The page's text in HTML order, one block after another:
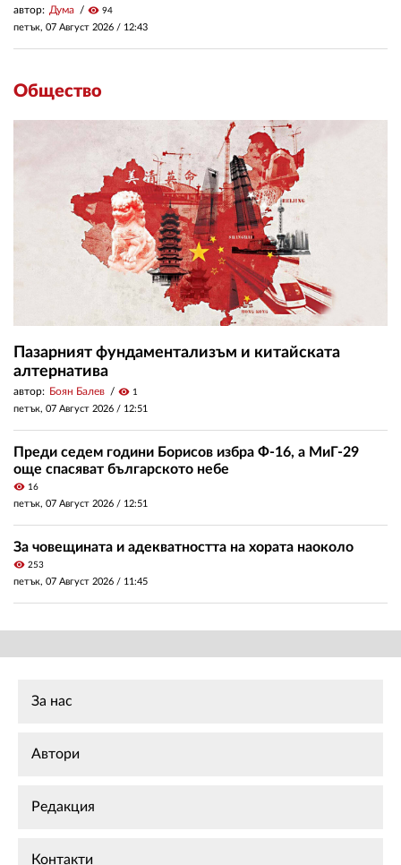
автор: Дума visibility 94
петък, 07 Август 2026 / 12:43
Общество
Пазарният фундаментализъм и китайската
алтернатива
автор: Боян Балев visibility 1
петък, 07 Август 2026 / 12:51
Преди седем години Борисов избра Ф-16, а МиГ-29
още спасяват българското небе
visibility 16
петък, 07 Август 2026 / 12:51
За човещината и адекватността на хората наоколо
visibility 253
петък, 07 Август 2026 / 11:45
За нас
Автори
Редакция
Контакти